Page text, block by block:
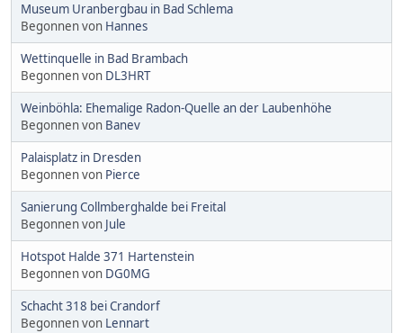
Museum Uranbergbau in Bad Schlema
Begonnen von Hannes
Wettinquelle in Bad Brambach
Begonnen von DL3HRT
Weinböhla: Ehemalige Radon-Quelle an der Laubenhöhe
Begonnen von Banev
Palaisplatz in Dresden
Begonnen von Pierce
Sanierung Collmberghalde bei Freital
Begonnen von Jule
Hotspot Halde 371 Hartenstein
Begonnen von DG0MG
Schacht 318 bei Crandorf
Begonnen von Lennart